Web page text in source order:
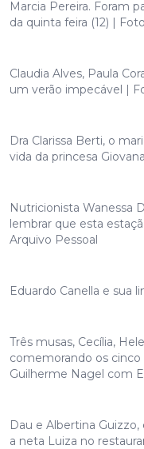
Marcia Pereira. Foram
da quinta feira (12) |
Claudia Alves, Paula
um verão impecável |
Dra Clarissa Berti, o
vida da princesa
Nutricionista Wanessa
lembrar que esta
Arquivo Pessoal
Eduardo Canella e sua
Três musas, Cecília,
comemorando os
Guilherme Nagel com
Dau e Albertina
a neta Luiza no